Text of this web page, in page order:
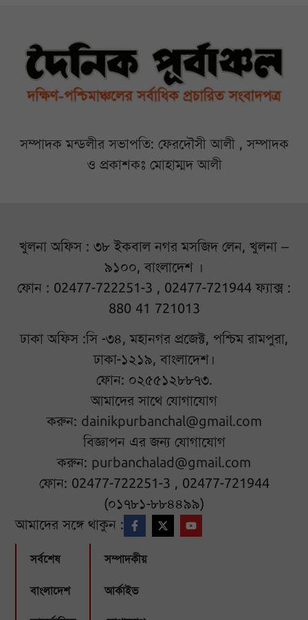
সম্পাদক মন্ডলীর সভাপতি: ফেরদৌসী আলী , সম্পাদক
ও প্রকাশকঃ মোহাম্মদ আলী
খুলনা অফিস : ৩৮ ইকবাল নগর মসজিদ লেন, খুলনা –
৯১০০, বাংলাদেশ ।
ফোন : 02477-722251-3 , 02477-721944 ফ্যাক্স :
880 41 721013
ঢাকা অফিস :সি -৩৪, মহানগর প্রজেক্ট, পশ্চিম রামপুরা,
ঢাকা-১২১৯, বাংলাদেশ।
ফোন: ০২৫৫১২৮৮৭৩.
আমাদের সাথে যোগাযোগ
করুন: dainikpurbanchal@gmail.com
বিজ্ঞাপন এর জন্য যোগাযোগ
করুন: purbanchalad@gmail.com
ফোন: 02477-722251-3 , 02477-721944
(০১৭৮১-৮৮৪৪৯৯)
আমাদের সঙ্গে থাকুন :
সর্বশেষ
বাংলাদেশ
সম্পাদকীয়
আর্কাইভ